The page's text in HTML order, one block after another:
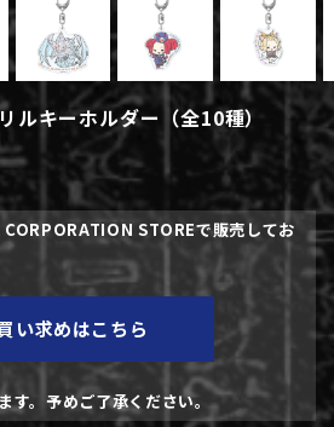
キーホルダー（全10種）
STOREで販売してお
い求めはこちら
す。予めご了承ください。